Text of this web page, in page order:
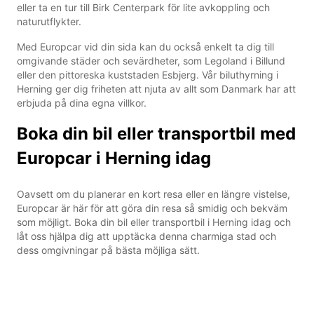
eller ta en tur till Birk Centerpark för lite avkoppling och
naturutflykter.
Med Europcar vid din sida kan du också enkelt ta dig till
omgivande städer och sevärdheter, som Legoland i Billund
eller den pittoreska kuststaden Esbjerg. Vår biluthyrning i
Herning ger dig friheten att njuta av allt som Danmark har att
erbjuda på dina egna villkor.
Boka din bil eller transportbil med
Europcar i Herning idag
Oavsett om du planerar en kort resa eller en längre vistelse,
Europcar är här för att göra din resa så smidig och bekväm
som möjligt. Boka din bil eller transportbil i Herning idag och
låt oss hjälpa dig att upptäcka denna charmiga stad och
dess omgivningar på bästa möjliga sätt.